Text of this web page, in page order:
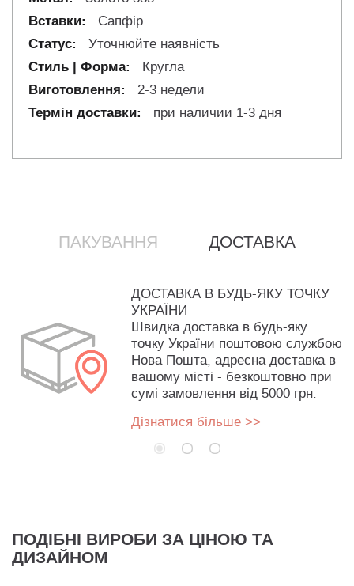
Сапфір
Уточнюйте наявність
Кругла
2-3 недели
при наличии 1-3 дня
ПАКУВАННЯ ДОСТАВКА
ДОСТАВКА В БУДЬ-ЯКУ ТОЧКУ
УКРАЇНИ
Швидка доставка в будь-яку
точку України поштовою службою
Нова Пошта, адресна доставка в
вашому місті - безкоштовно при
сумі замовлення від 5000 грн.
Дізнатися більше >>
ПОДІБНІ ВИРОБИ ЗА ЦІНОЮ ТА
ДИЗАЙНОМ